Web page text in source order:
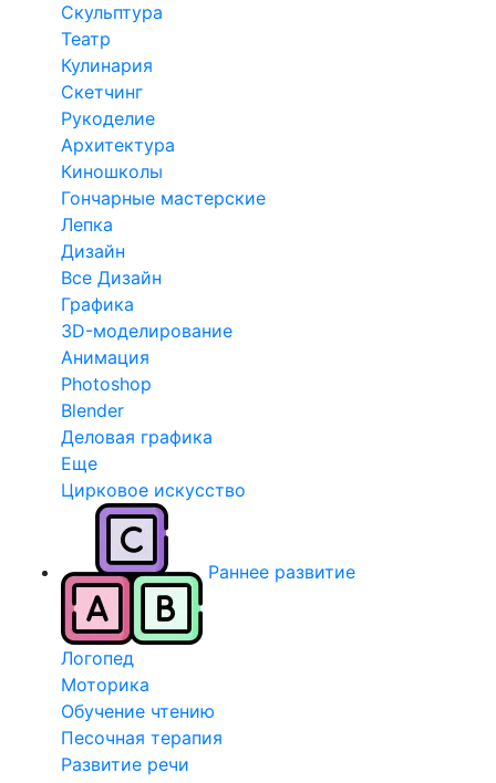
Скульптура
Театр
Кулинария
Скетчинг
Рукоделие
Архитектура
Киношколы
Гончарные мастерские
Лепка
Дизайн
Все Дизайн
Графика
3D-моделирование
Анимация
Photoshop
Blender
Деловая графика
Еще
Цирковое искусство
Раннее развитие
Логопед
Моторика
Обучение чтению
Песочная терапия
Развитие речи